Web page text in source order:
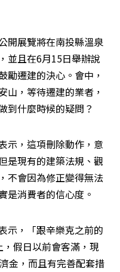
開展覽將在南投縣溫泉
並且在6月15日舉辦說
勵遷建的決心。會中，
山，等待遷建的業者，
到什麼時候的疑問？
示，這項刪除動作，意
是現有的建築法規、觀
不會因為修正變得無法
是消費者的信心度。
示，「跟辛樂克之前的
假日以前會客滿，現
金，而且有完善配套措